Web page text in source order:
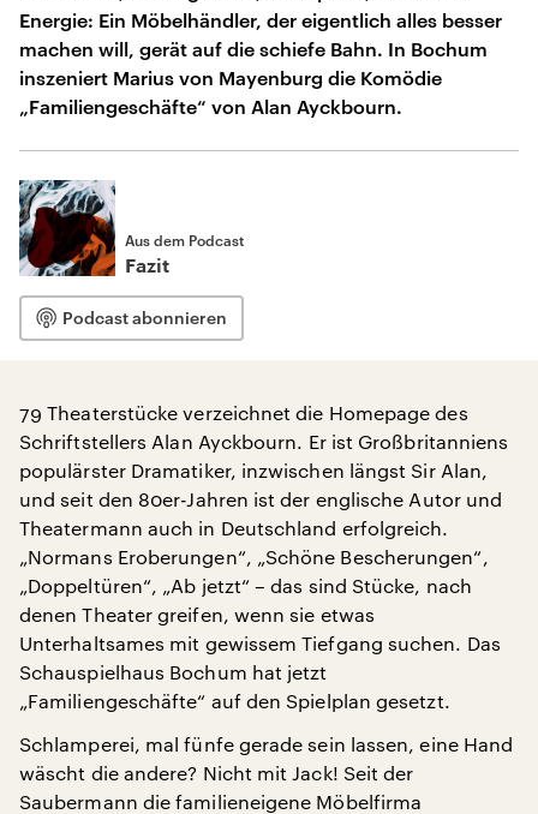
Energie: Ein Möbelhändler, der eigentlich alles besser
machen will, gerät auf die schiefe Bahn. In Bochum
inszeniert Marius von Mayenburg die Komödie
„Familiengeschäfte“ von Alan Ayckbourn.
Aus dem Podcast
Fazit
Podcast abonnieren
79 Theaterstücke verzeichnet die Homepage des
Schriftstellers Alan Ayckbourn. Er ist Großbritanniens
populärster Dramatiker, inzwischen längst Sir Alan,
und seit den 80er-Jahren ist der englische Autor und
Theatermann auch in Deutschland erfolgreich.
„Normans Eroberungen“, „Schöne Bescherungen“,
„Doppeltüren“, „Ab jetzt“ – das sind Stücke, nach
denen Theater greifen, wenn sie etwas
Unterhaltsames mit gewissem Tiefgang suchen. Das
Schauspielhaus Bochum hat jetzt
„Familiengeschäfte“ auf den Spielplan gesetzt.
Schlamperei, mal fünfe gerade sein lassen, eine Hand
wäscht die andere? Nicht mit Jack! Seit der
Saubermann die familieneigene Möbelfirma